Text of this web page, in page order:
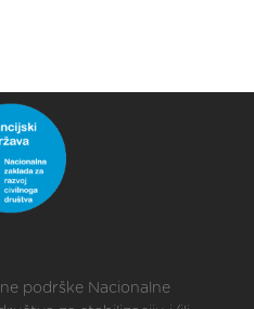
podrške Nacionalne